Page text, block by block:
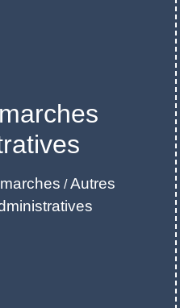
/Autres